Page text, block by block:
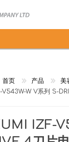
首页 产品
美
W V系列 S-
IZF-